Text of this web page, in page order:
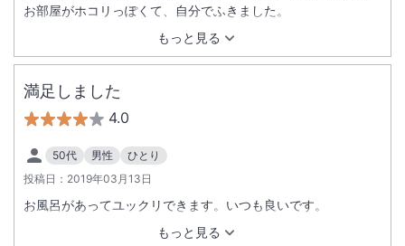
もっと見る
お部屋がホコリっぽくて、自分でふきました。
満足しました
4.0
50代 男性
ひとり
投稿日： 2019年03月13日
もっと見る
お風呂があってユックリできます。いつも良いです。